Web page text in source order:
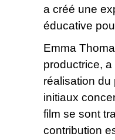
a créé une
éducative
Emma
productrice,
réalisation du
initiaux
film se sont
contribution